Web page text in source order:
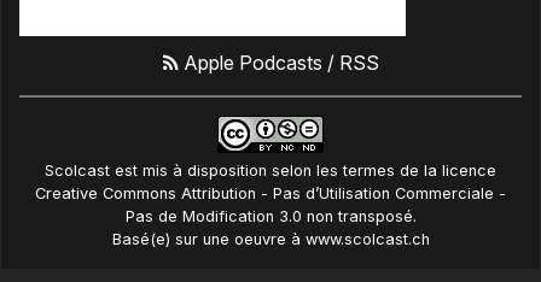
Apple Podcasts / RSS
Scolcast est mis à disposition selon les termes de la licence
Creative Commons Attribution - Pas d’Utilisation Commerciale -
Pas de Modification 3.0 non transposé.
Basé(e) sur une oeuvre à www.scolcast.ch